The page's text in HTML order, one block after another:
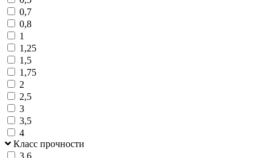
0,7
0,8
1
1,25
1,5
1,75
2
2,5
3
3,5
4
Класс прочности
3.6